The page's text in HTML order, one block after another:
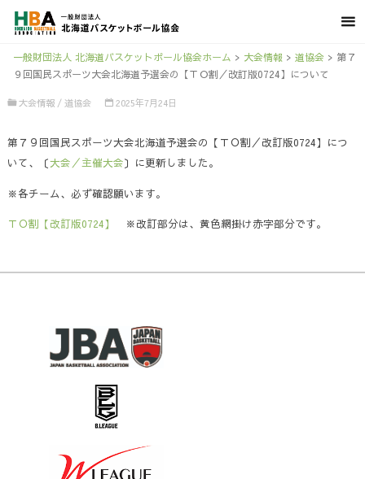
一般財団法人 北海道バスケットボール協会ホーム > 大会情報 > 道協会> 第７
９回国民スポーツ大会北海道予選会の【ＴＯ割／改訂版0724】について
大会情報 / 道協会 2025年7月24日
第７９回国民スポーツ大会北海道予選会の【ＴＯ割／改訂版0724】につ
いて、〔大会／主催大会〕に更新しました。
※各チーム、必ず確認願います。
ＴＯ割【改訂版0724】 ※改訂部分は、黄色網掛け赤字部分です。